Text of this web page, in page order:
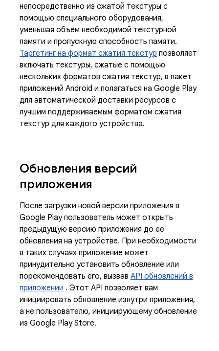
непосредственно из сжатой текстуры с
помощью специального оборудования,
уменьшая объем необходимой текстурной
памяти и пропускную способность памяти.
Таргетинг на формат сжатия текстур позволяет
включать текстуры, сжатые с помощью
нескольких форматов сжатия текстур, в пакет
приложений Android и полагаться на Google Play
для автоматической доставки ресурсов с
лучшим поддерживаемым форматом сжатия
текстур для каждого устройства.
Обновления версий
приложения
После загрузки новой версии приложения в
Google Play пользователь может открыть
предыдущую версию приложения до ее
обновления на устройстве. При необходимости
в таких случаях приложение может
принудительно установить обновление или
порекомендовать его, вызвав API обновлений в
приложении . Этот API позволяет вам
инициировать обновление изнутри приложения,
а не пользователю, инициирующему обновление
из Google Play Store.